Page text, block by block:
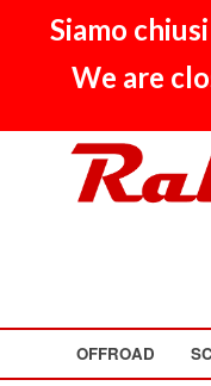
Siamo
We are
OFFROAD